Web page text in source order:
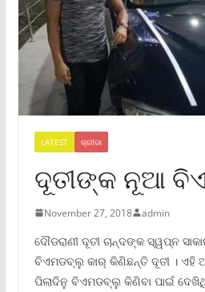
LATEST କ୍ରୀଡା
ଦୂତୀଙ୍କ ନୂଆ
November 27, 2018 admin
ଦୌଡରାଣୀ ଦୂତୀ ଚାନ୍ଦଙ୍କ ସ୍ୱପ୍ନ
ବିଏମଡବ୍ଲୁ କାର୍ କିଣିଛନ୍ତି ଦୂତୀ । ଏହି
ପିଲାଦିନୁ ବିଏମଡବ୍ଲୁ କିଣିବା ପାଇଁ